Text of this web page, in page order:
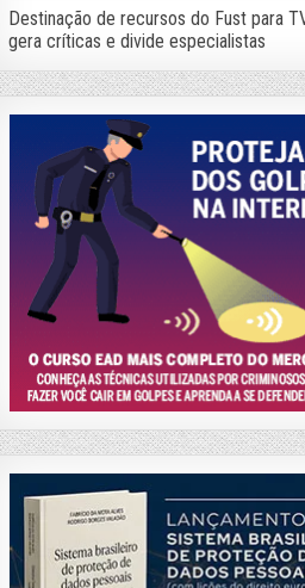
Destinação de recursos do Fust para
gera críticas e divide especialistas